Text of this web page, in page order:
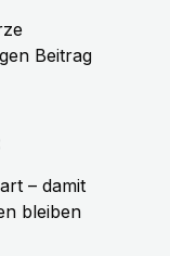
Beitrag
– damit
bleiben